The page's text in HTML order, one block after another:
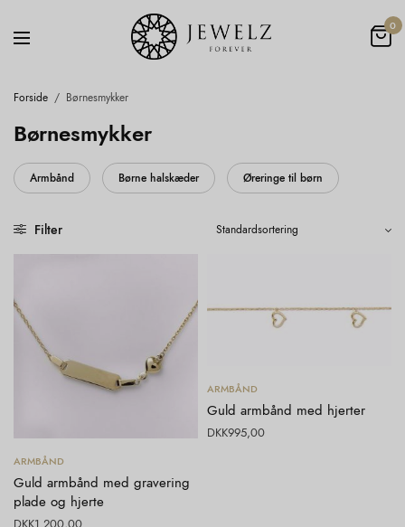
0
Forside / Børnesmykker
Børnesmykker
Armbånd Børne halskæder Øreringe til børn
Filter
ARMBÅND
Guld armbånd med gravering
plade og hjerte
ARMBÅND
Guld armbånd med hjerter
DKK995,00